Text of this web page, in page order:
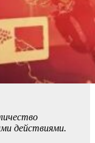
действиями.